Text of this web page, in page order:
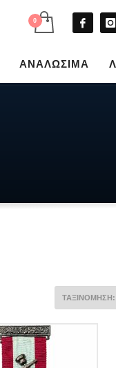
ΑΝΑΛΩΣΙΜΑ